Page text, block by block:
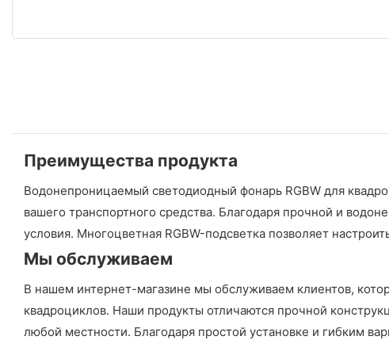
Преимущества продукта
Водонепроницаемый светодиодный фонарь RGBW для
вашего транспортного средства. Благодаря прочной и
условия. Многоцветная RGBW-подсветка позволяет
Мы обслуживаем
В нашем интернет-магазине мы обслуживаем клиентов,
квадроциклов. Наши продукты отличаются прочной
любой местности. Благодаря простой установке и гибким